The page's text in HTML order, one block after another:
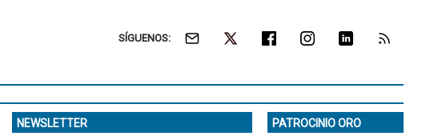
SÍGUENOS:
NEWSLETTER PATROCINIO ORO